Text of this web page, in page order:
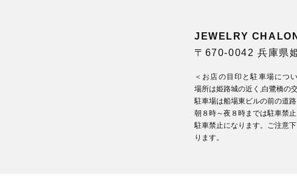
JEWELRY
〒670-0042 兵庫県
＜お店の目印と駐車場につ
場所は姫路城の近く,白鷺橋の
駐車場は船場東ビルの前の道
朝８時～夜８時までは駐車禁
駐車禁止になります。ご注意
ります。